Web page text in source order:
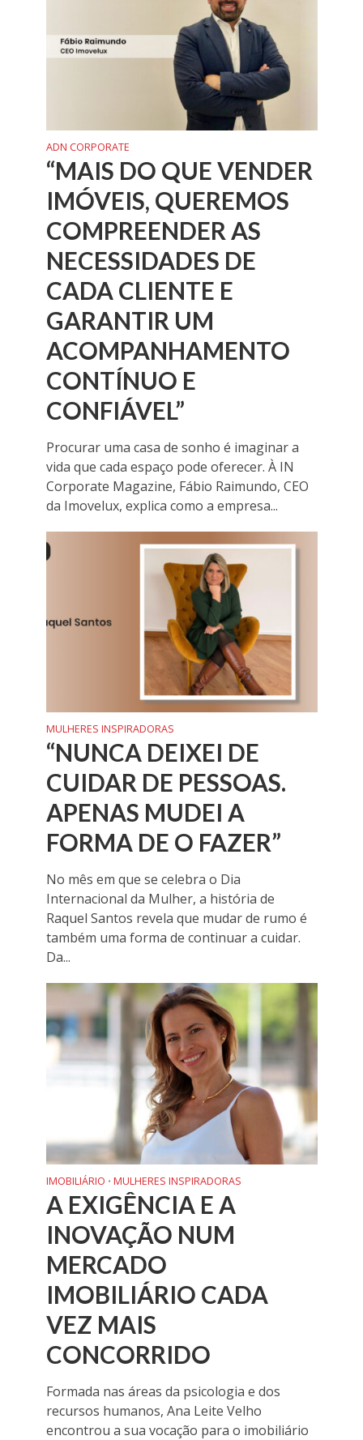
ADN CORPORATE
“MAIS DO QUE VENDER
IMÓVEIS, QUEREMOS
COMPREENDER AS
NECESSIDADES DE
CADA CLIENTE E
GARANTIR UM
ACOMPANHAMENTO
CONTÍNUO E
CONFIÁVEL”
Procurar uma casa de sonho é imaginar a
vida que cada espaço pode oferecer. À IN
Corporate Magazine, Fábio Raimundo, CEO
da Imovelux, explica como a empresa...
MULHERES INSPIRADORAS
“NUNCA DEIXEI DE
CUIDAR DE PESSOAS.
APENAS MUDEI A
FORMA DE O FAZER”
No mês em que se celebra o Dia
Internacional da Mulher, a história de
Raquel Santos revela que mudar de rumo é
também uma forma de continuar a cuidar.
Da...
IMOBILIÁRIO • MULHERES INSPIRADORAS
A EXIGÊNCIA E A
INOVAÇÃO NUM
MERCADO
IMOBILIÁRIO CADA
VEZ MAIS
CONCORRIDO
Formada nas áreas da psicologia e dos
recursos humanos, Ana Leite Velho
encontrou a sua vocação para o imobiliário